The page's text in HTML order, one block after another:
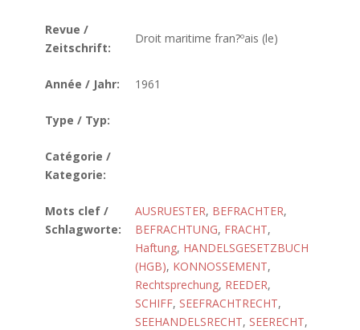
Revue /
Zeitschrift:
Droit maritime fran?ºais (le)
Année / Jahr: 1961
Type / Typ:
Catégorie /
Kategorie:
Mots clef /
Schlagworte:
AUSRUESTER, BEFRACHTER,
BEFRACHTUNG, FRACHT,
Haftung, HANDELSGESETZBUCH
(HGB), KONNOSSEMENT,
Rechtsprechung, REEDER,
SCHIFF, SEEFRACHTRECHT,
SEEHANDELSRECHT, SEERECHT,